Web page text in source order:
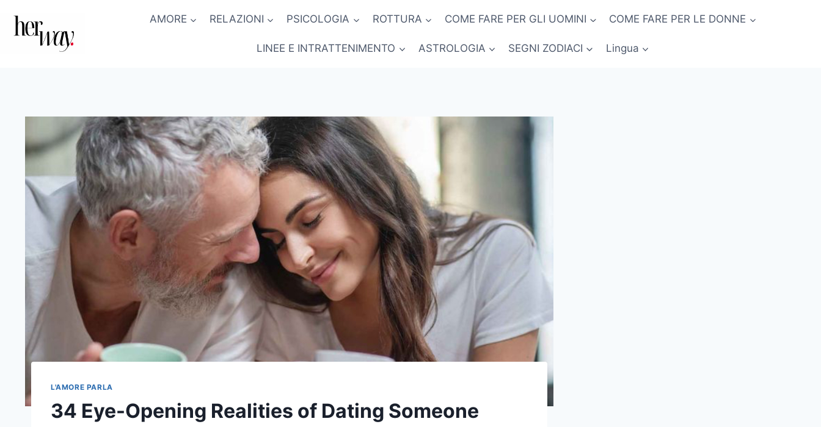
contenuto
AMORE RELAZIONI PSICOLOGIA ROTTURA COME FARE PER GLI UOMINI COME FARE PER LE DONNE
LINEE E INTRATTENIMENTO ASTROLOGIA SEGNI ZODIACI Lingua
L'AMORE PARLA
34 Eye-Opening Realities of Dating Someone